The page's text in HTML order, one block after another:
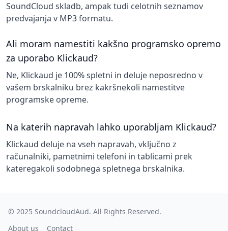
SoundCloud skladb, ampak tudi celotnih seznamov
predvajanja v MP3 formatu.
Ali moram namestiti kakšno programsko opremo
za uporabo Klickaud?
Ne, Klickaud je 100% spletni in deluje neposredno v
vašem brskalniku brez kakršnekoli namestitve
programske opreme.
Na katerih napravah lahko uporabljam Klickaud?
Klickaud deluje na vseh napravah, vključno z
računalniki, pametnimi telefoni in tablicami prek
kateregakoli sodobnega spletnega brskalnika.
© 2025 SoundcloudAud. All Rights Reserved.
About us
Contact